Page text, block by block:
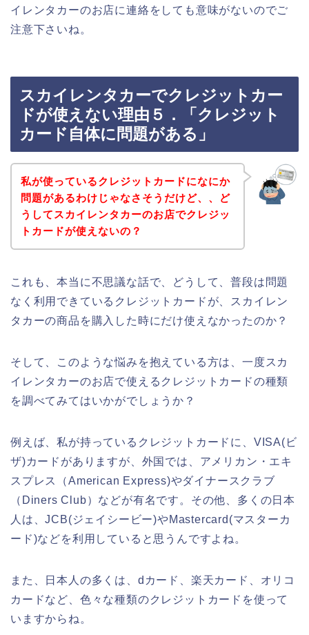
イレンタカーのお店に連絡をしても意味がないのでご
注意下さいね。
スカイレンタカーでクレジットカー
ドが使えない理由５．「クレジット
カード自体に問題がある」
私が使っているクレジットカードになにか
問題があるわけじゃなさそうだけど、、ど
うしてスカイレンタカーのお店でクレジッ
トカードが使えないの？
これも、本当に不思議な話で、どうして、普段は問題
なく利用できているクレジットカードが、スカイレン
タカーの商品を購入した時にだけ使えなかったのか？
そして、このような悩みを抱えている方は、一度スカ
イレンタカーのお店で使えるクレジットカードの種類
を調べてみてはいかがでしょうか？
例えば、私が持っているクレジットカードに、VISA(ビ
ザ)カードがありますが、外国では、アメリカン・エキ
スプレス（American Express)やダイナースクラブ
（Diners Club）などが有名です。その他、多くの日本
人は、JCB(ジェイシービー)やMastercard(マスターカ
ード)などを利用していると思うんですよね。
また、日本人の多くは、dカード、楽天カード、オリコ
カードなど、色々な種類のクレジットカードを使って
いますからね。